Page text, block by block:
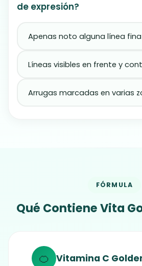
de expresión?
Apenas noto alguna línea fina
Líneas visibles en frente y
Arrugas marcadas en varias
FÓRMULA
Qué Contiene Vita
🍊 Vitamina C